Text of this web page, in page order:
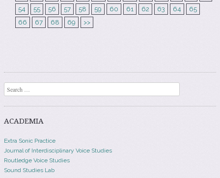
54
55 56 57 58 59 60 61 62 63 64
65
66
67 68 69 >>
Search
ACADEMIA
Extra Sonic Practice
Journal of Interdisciplinary Voice Studies
Routledge Voice Studies
Sound Studies Lab